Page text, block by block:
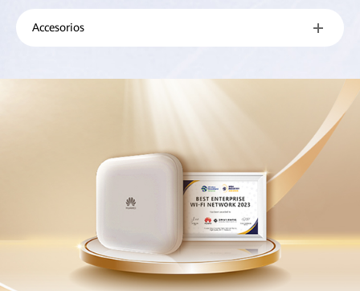
Accesorios